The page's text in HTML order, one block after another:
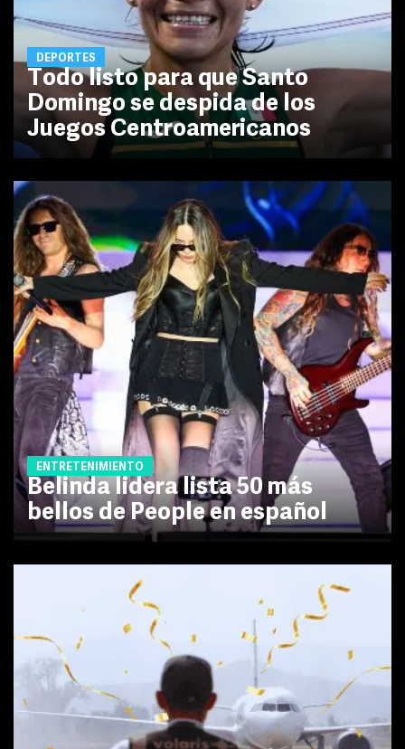
DEPORTES
Todo listo para que Santo
Domingo se despida de los
Juegos Centroamericanos
ENTRETENIMIENTO
Belinda lidera lista 50 más
bellos de People en español